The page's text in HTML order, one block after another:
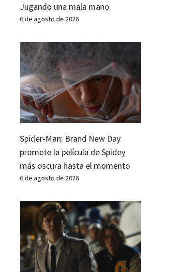
Jugando una mala mano
6 de agosto de 2026
Spider-Man: Brand New Day
promete la película de Spidey
más oscura hasta el momento
6 de agosto de 2026